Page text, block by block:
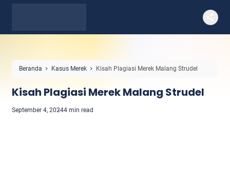
Beranda Kasus Merek Kisah Plagiasi Merek Malang Strudel
Kisah Plagiasi Merek Malang Strudel
September 4, 20244 min read